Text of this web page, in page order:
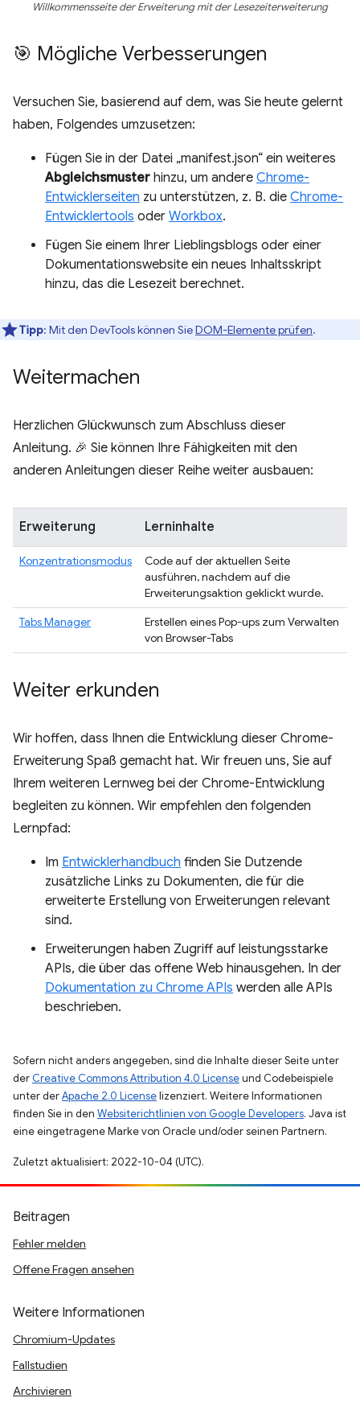
Willkommensseite der Erweiterung mit der Lesezeiterweiterung
🎯 Mögliche Verbesserungen
Versuchen Sie, basierend auf dem, was Sie heute gelernt
haben, Folgendes umzusetzen:
Fügen Sie in der Datei „manifest.json“ ein weiteres
Abgleichsmuster hinzu, um andere Chrome-
Entwicklerseiten zu unterstützen, z. B. die Chrome-
Entwicklertools oder Workbox.
Fügen Sie einem Ihrer Lieblingsblogs oder einer
Dokumentationswebsite ein neues Inhaltsskript
hinzu, das die Lesezeit berechnet.
Tipp: Mit den DevTools können SieDOM-Elemente prüfen.
Weitermachen
Herzlichen Glückwunsch zum Abschluss dieser
Anleitung. 🎉 Sie können Ihre Fähigkeiten mit den
anderen Anleitungen dieser Reihe weiter ausbauen:
Erweiterung Lerninhalte
Konzentrationsmodus
Code auf der aktuellen Seite
ausführen, nachdem auf die
Erweiterungsaktion geklickt wurde.
Tabs Manager
Erstellen eines Pop-ups zum Verwalten
von Browser-Tabs
Weiter erkunden
Wir hoffen, dass Ihnen die Entwicklung dieser Chrome-
Erweiterung Spaß gemacht hat. Wir freuen uns, Sie auf
Ihrem weiteren Lernweg bei der Chrome-Entwicklung
begleiten zu können. Wir empfehlen den folgenden
Lernpfad:
Im Entwicklerhandbuch finden Sie Dutzende
zusätzliche Links zu Dokumenten, die für die
erweiterte Erstellung von Erweiterungen relevant
sind.
Erweiterungen haben Zugriff auf leistungsstarke
APIs, die über das offene Web hinausgehen. In der
Dokumentation zu Chrome APIs werden alle APIs
beschrieben.
Sofern nicht anders angegeben, sind die Inhalte dieser Seite unter
der Creative Commons Attribution 4.0 Licenseund Codebeispiele
unter derApache 2.0 Licenselizenziert. Weitere Informationen
finden Sie in den Websiterichtlinien von Google Developers. Java ist
eine eingetragene Marke von Oracle und/oder seinen Partnern.
Zuletzt aktualisiert: 2022-10-04 (UTC).
Beitragen
Fehler melden
Offene Fragen ansehen
Weitere Informationen
Chromium-Updates
Fallstudien
Archivieren